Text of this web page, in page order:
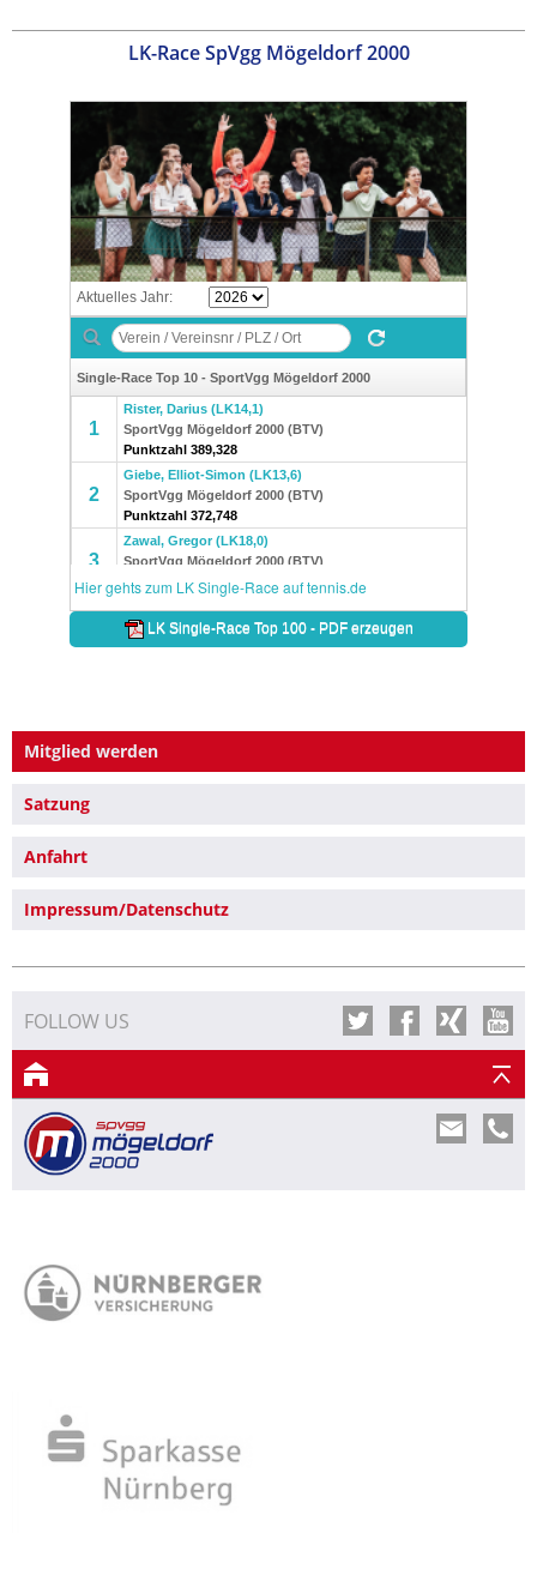
LK-Race SpVgg Mögeldorf 2000
Mitglied werden
Satzung
Anfahrt
Impressum/Datenschutz
FOLLOW US